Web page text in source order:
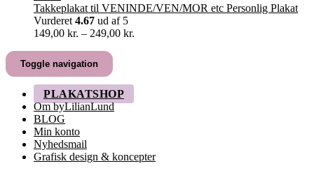
419,00 kr.
Takkeplakat til VENINDE/VEN/MOR etc Personlig Plakat
Vurderet 4.67 ud af 5
149,00 kr. – 249,00 kr.
Toggle navigation
PLAKATSHOP
Om byLilianLund
BLOG
Min konto
Nyhedsmail
Grafisk design & koncepter